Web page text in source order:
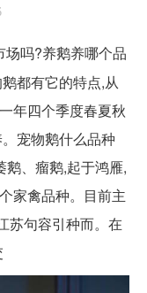
场吗?养鹅养哪个品
都有它的特点,从
年四个季度春夏秋
宠物鹅什么品种
、瘤鹅,起于鸿雁,
家禽品种。目前主
苏句容引种而。在